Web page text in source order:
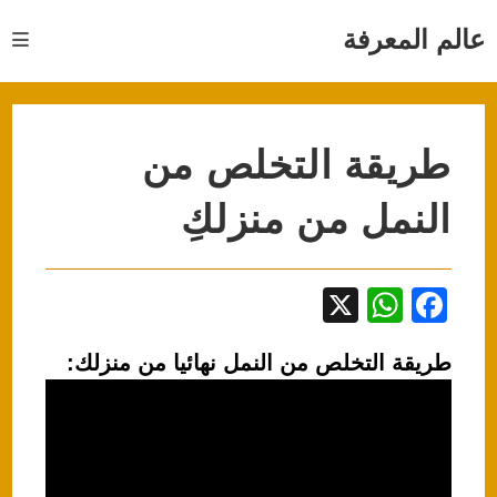
عالم المعرفة
طريقة التخلص من
النمل من منزلكِ
F
c
W
at
طريقة التخلص من النمل نهائيا من منزلك: